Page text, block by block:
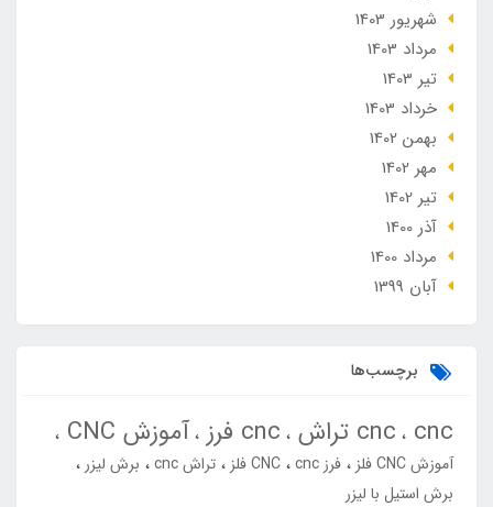
شهریور 1403
مرداد 1403
تير 1403
خرداد 1403
بهمن 1402
مهر 1402
تير 1402
آذر 1400
مرداد 1400
آبان 1399
برچسب‌ها
cnc cnc تراش cnc فرز آموزش CNC
آموزش CNC فلز فرز cnc CNC فلز تراش cnc
برش لیزر
برش استیل با لیزر